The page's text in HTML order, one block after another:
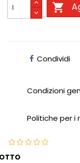

Condividi
Condizioni
Politiche per i